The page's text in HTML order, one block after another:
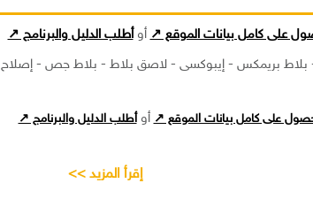
على كامل بيانات الموقع ↗ أوأطلب الدليل والبرنامج ↗
بلاط بريمكس - إيبوكسى - لاصق بلاط - بلاط جص - إصلاح
على كامل بيانات الموقع ↗ أوأطلب الدليل والبرنامج ↗
إقرأ المزيد >>